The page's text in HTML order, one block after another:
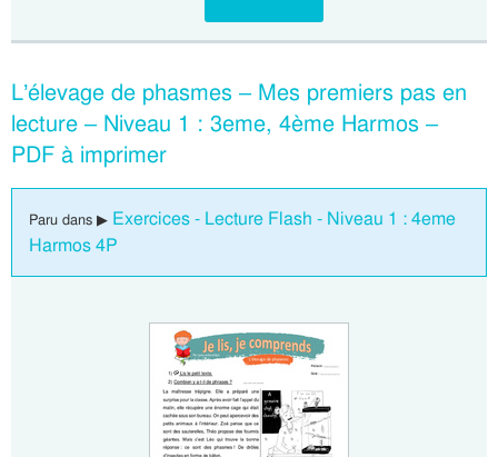
L’élevage de phasmes – Mes premiers pas en
lecture – Niveau 1 : 3eme, 4ème Harmos –
PDF à imprimer
Paru dans ▶ Exercices - Lecture Flash - Niveau 1 : 4eme
Harmos 4P